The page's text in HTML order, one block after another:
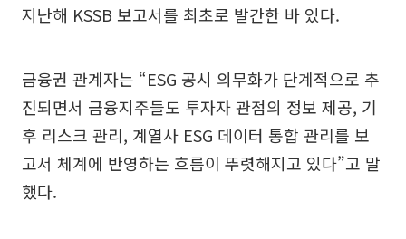
지난해 KSSB 보고서를 최초로 발간한 바 있다.
금융권 관계자는 “ESG 공시 의무화가 단계적으로 추
진되면서 금융지주들도 투자자 관점의 정보 제공, 기
후 리스크 관리, 계열사 ESG 데이터 통합 관리를 보
고서 체계에 반영하는 흐름이 뚜렷해지고 있다”고 말
했다.